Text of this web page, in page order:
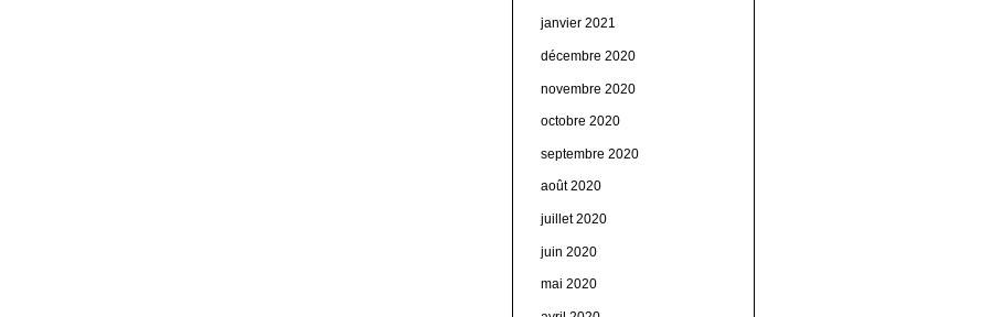
janvier 2021
décembre 2020
novembre 2020
octobre 2020
septembre 2020
août 2020
juillet 2020
juin 2020
mai 2020